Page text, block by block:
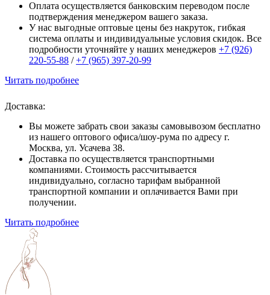
Оплата осуществляется банковским переводом после
подтверждения менеджером вашего заказа.
У нас выгодные оптовые цены без накруток, гибкая
система оплаты и индивидуальные условия скидок. Все
подробности уточняйте у наших менеджеров +7 (926)
220-55-88 /+7 (965) 397-20-99
Читать подробнее
Доставка:
Вы можете забрать свои заказы самовывозом бесплатно
из нашего оптового офиса/шоу-рума по адресу г.
Москва, ул. Усачева 38.
Доставка по осуществляется транспортными
компаниями. Стоимость рассчитывается
индивидуально, согласно тарифам выбранной
транспортной компании и оплачивается Вами при
получении.
Читать подробнее